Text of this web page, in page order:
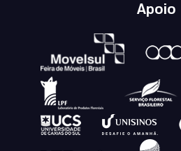
Apoio